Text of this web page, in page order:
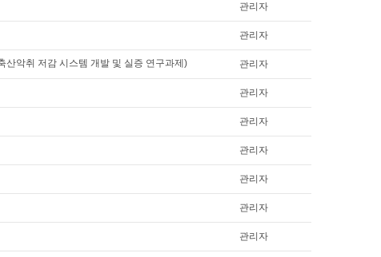
관리자
관리자
산악취 저감 시스템 개발 및 실증 연구과제) 관리자
관리자
관리자
관리자
관리자
관리자
관리자